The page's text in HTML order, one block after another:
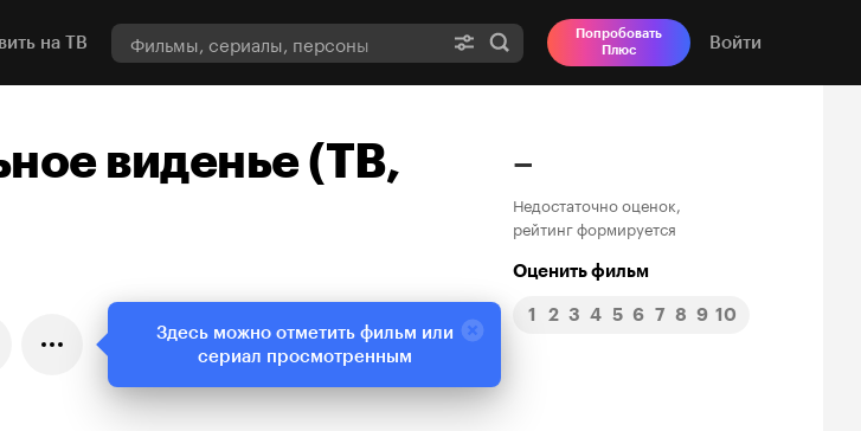
на ТВ
Попробовать
Плюс
Войти
виденье (ТВ,
–
Недостаточно оценок,
рейтинг формируется
Оценить фильм
1 2 3 4 5 6 7 8 9 10
Здесь можно отметить фильм или
сериал просмотренным